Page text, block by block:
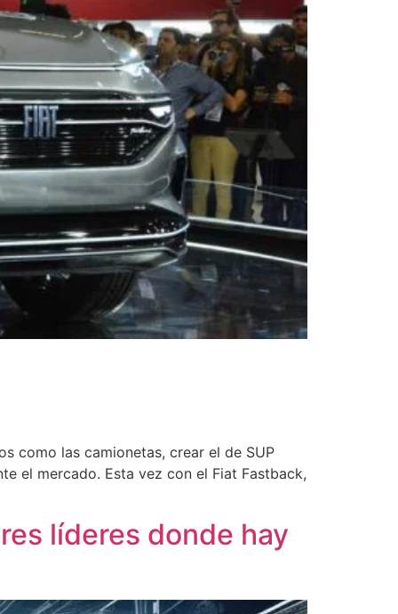
como las camionetas, crear el de SUP
el mercado. Esta vez con el Fiat Fastback,
líderes donde hay